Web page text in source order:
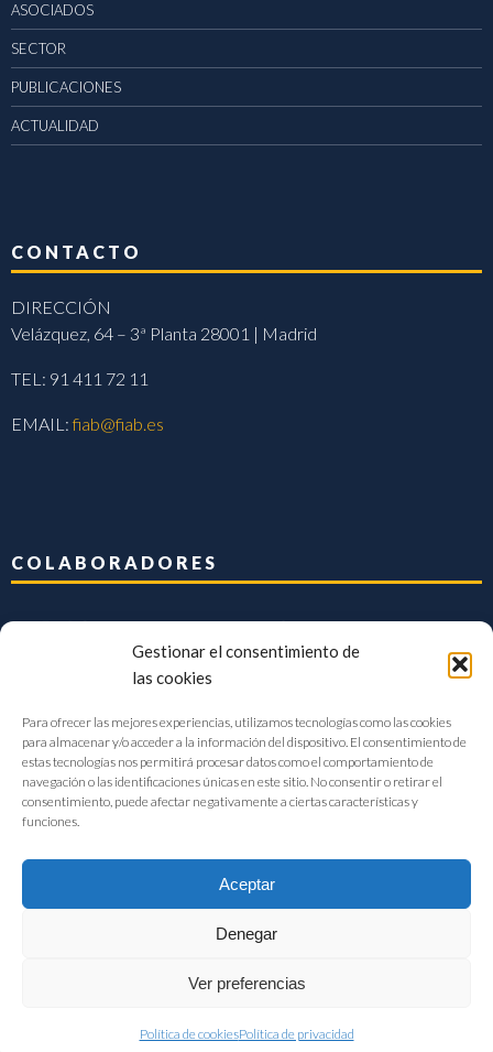
Gestionar el consentimiento de
las cookies
Para ofrecer las mejores experiencias, utilizamos tecnologías como las cookies
para almacenar y/o acceder a la información del dispositivo. El consentimiento de
estas tecnologías nos permitirá procesar datos como el comportamiento de
navegación o las identificaciones únicas en este sitio. No consentir o retirar el
consentimiento, puede afectar negativamente a ciertas características y
funciones.
Aceptar
Denegar
Ver preferencias
Política de cookiesPolítica de privacidad
ASOCIADOS
SECTOR
PUBLICACIONES
ACTUALIDAD
CONTACTO
DIRECCIÓN
Velázquez, 64 – 3ª Planta 28001 | Madrid
TEL: 91 411 72 11
EMAIL:fiab@fiab.es
COLABORADORES
FIAB Federación Española de Industrias de la Alimentación y Bebidas